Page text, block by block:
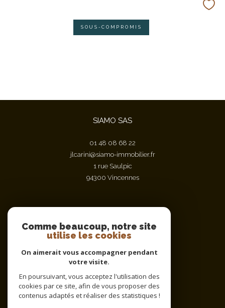
SOUS-COMPROMIS
SIAMO SAS
01 48 08 68 22
jlcarini@siamo-immobilier.fr
1 rue Saulpic
94300
vincennes
Adhérents
Comme beaucoup, notre site
utilise les cookies
On aimerait vous accompagner pendant
votre visite.
En poursuivant, vous acceptez l'utilisation des
cookies par ce site, afin de vous proposer des
contenus adaptés et réaliser des statistiques !